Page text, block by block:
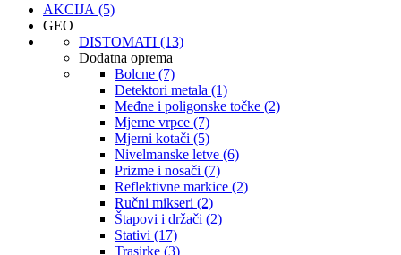
AKCIJA (5)
GEO
DISTOMATI (13)
Dodatna oprema
Bolcne (7)
Detektori metala (1)
Međne i poligonske točke (2)
Mjerne vrpce (7)
Mjerni kotači (5)
Nivelmanske letve (6)
Prizme i nosači (7)
Reflektivne markice (2)
Ručni mikseri (2)
Štapovi i držači (2)
Stativi (17)
Trasirke (3)